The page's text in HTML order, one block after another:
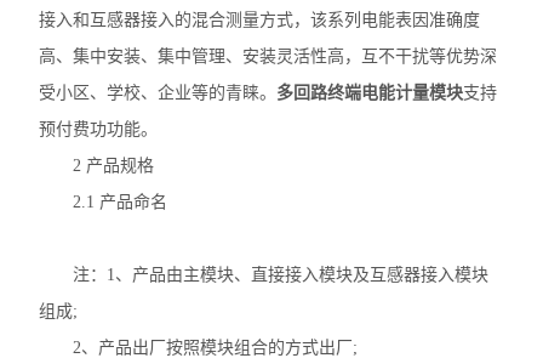
ADW300
ADW400环保监测模块
数字式多功能电力仪表
导轨式电能表
APM网络电力仪表
多用户计量表
接入和互感器接入的混合测量方式，该系列电能表因准确度
高、集中安装、集中管理、安装灵活性高，互不干扰等优势深
受小区、学校、企业等的青睐。 多回路终端电能计量模块支持
预付费功功能。
2 产品规格
2.1 产品命名
注：1、产品由主模块、直接接入模块及互感器接入模块
组成;
2、产品出厂按照模块组合的方式出厂;